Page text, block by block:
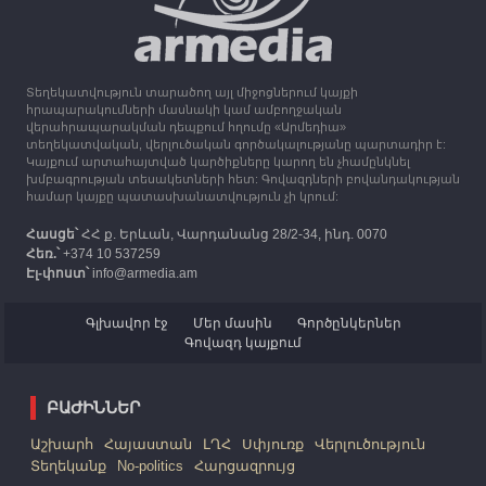
30.09.2023
Միացյալ Թագավորությունը 1 միլիոն ֆունտ
ստեռլինգ կհատկացնի՝ աջակցելու Լեռնային
Ղարաբաղից բռնի տեղահանվածներին
12:25 30.09.2023
Հայաստան է ժամանել բռնի տեղահանված 100
հազար 417 արցախցի
Տեղեկատվություն տարածող այլ միջոցներում կայքի
հրապարակումների մասնակի կամ ամբողջական
վերահրապարակման դեպքում հղումը «Արմեդիա»
տեղեկատվական, վերլուծական գործակալությանը պարտադիր է:
Կայքում արտահայտված կարծիքները կարող են չհամընկնել
խմբագրության տեսակետների հետ: Գովազդների բովանդակության
համար կայքը պատասխանատվություն չի կրում:
Հասցե՝ՀՀ ք. Երևան, Վարդանանց 28/2-34, ինդ. 0070
Հեռ.՝+374 10 537259
Էլ-փոստ՝info@armedia.am
Գլխավոր էջ Մեր մասին
Գործընկերներ
Գովազդ կայքում
ԲԱԺԻՆՆԵՐ
Աշխարհ Հայաստան ԼՂՀ Սփյուռք
Վերլուծություն
Տեղեկանք
No-politics Հարցազրույց